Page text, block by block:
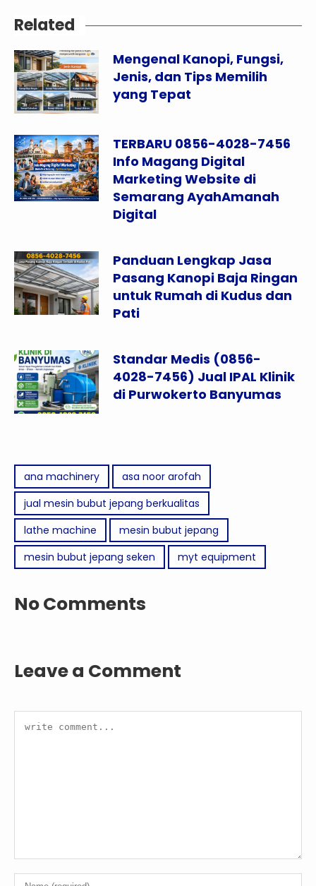
Related
Mengenal Kanopi, Fungsi,
Jenis, dan Tips Memilih
yang Tepat
TERBARU 0856-4028-7456
Info Magang Digital
Marketing Website di
Semarang AyahAmanah
Digital
Panduan Lengkap Jasa
Pasang Kanopi Baja Ringan
untuk Rumah di Kudus dan
Pati
Standar Medis (0856-
4028-7456) Jual IPAL Klinik
di Purwokerto Banyumas
ana machinery
asa noor arofah
jual mesin bubut jepang berkualitas
lathe machine
mesin bubut jepang
mesin bubut jepang seken
myt equipment
No Comments
Leave a Comment